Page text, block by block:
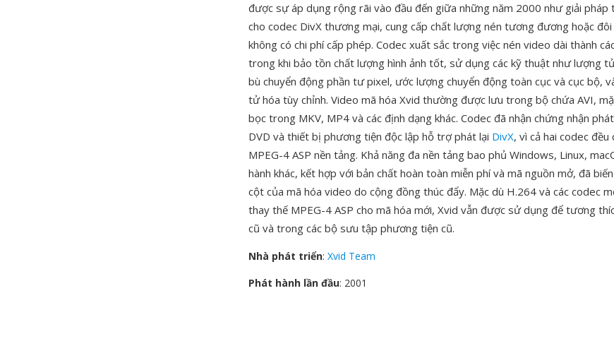
được sự áp dụng rộng rãi vào đầu đến giữa những năm 2000 như giải pháp
cho codec DivX thương mại, cung cấp chất lượng nén tương đương hoặc
không có chi phí cấp phép. Codec xuất sắc trong việc nén video dài thành
trong khi bảo tồn chất lượng hình ảnh tốt, sử dụng các kỹ thuật như lượng
bù chuyển động phần tư pixel, ước lượng chuyển động toàn cục và cục bộ,
tử hóa tùy chỉnh. Video mã hóa Xvid thường được lưu trong bộ chứa AVI,
bọc trong MKV, MP4 và các định dạng khác. Codec đã nhận chứng nhận
DVD và thiết bị phương tiện độc lập hỗ trợ phát lại DivX, vì cả hai codec đều
MPEG-4 ASP nền tảng. Khả năng đa nền tảng bao phủ Windows, Linux,
hành khác, kết hợp với bản chất hoàn toàn miễn phí và mã nguồn mở, đã
cột của mã hóa video do cộng đồng thúc đẩy. Mặc dù H.264 và các codec
thay thế MPEG-4 ASP cho mã hóa mới, Xvid vẫn được sử dụng để tương
cũ và trong các bộ sưu tập phương tiện cũ.
Nhà phát triển: Xvid Team
Phát hành lần đầu: 2001